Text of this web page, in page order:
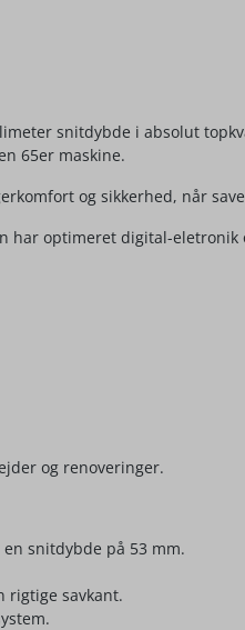
snitdybde i absolut
65er maskine.
og sikkerhed, når
har optimeret digital-
og renoveringer.
snitdybde på 53 mm.
rigtige savkant.